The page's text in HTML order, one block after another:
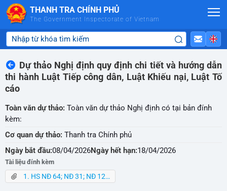
Skip to Main Content
THANH TRA CHÍNH PHỦ
The Government Inspectorate of Vietnam
Dự thảo Nghị định quy định chi tiết và hướng dẫn
thi hành Luật Tiếp công dân, Luật Khiếu nại, Luật Tố
cáo
Toàn văn dự thảo: Toàn văn dự thảo Nghị định có tại bản đính
kèm:
Cơ quan dự thảo: Thanh tra Chính phủ
Ngày bắt đầu:08/04/2026Ngày hết hạn:18/04/2026
Tài liệu đính kèm
1. HS NĐ 64; NĐ 31; NĐ 124; NĐ 55.rar